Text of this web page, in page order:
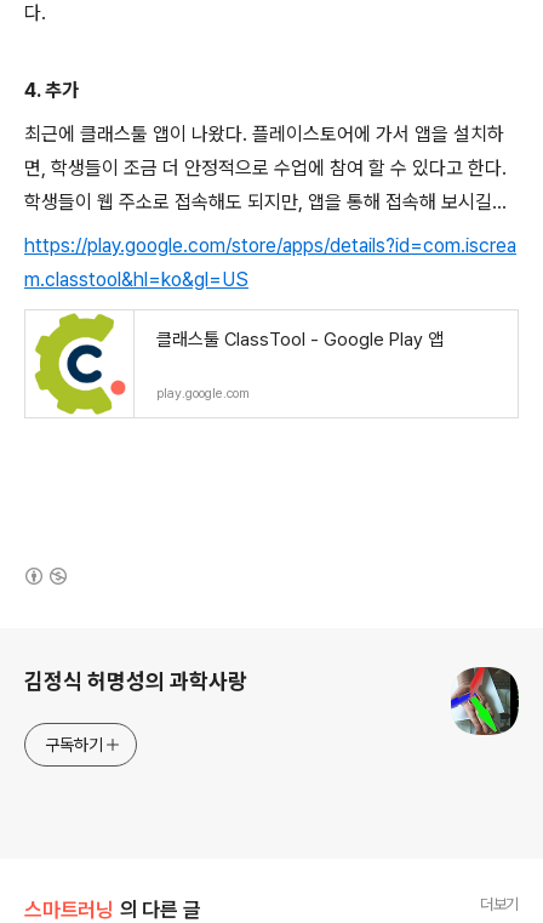
다.
4. 추가
최근에 클래스툴 앱이 나왔다. 플레이스토어에 가서 앱을 설치하
면, 학생들이 조금 더 안정적으로 수업에 참여 할 수 있다고 한다.
학생들이 웹 주소로 접속해도 되지만, 앱을 통해 접속해 보시길...
https://play.google.com/store/apps/details?id=com.iscrea
m.classtool&hl=ko&gl=US
클래스툴 ClassTool - Google Play 앱
play.google.com
김정식 허명성의 과학사랑
구독하기
스마트러닝 의 다른 글 더보기